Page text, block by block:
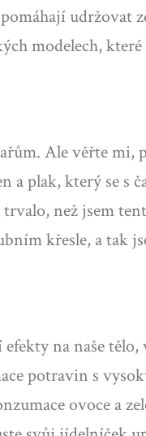
udržovat
modelech,
Ale věřte
plak, který se s
než jsem
křesle, a tak
na naše
potravin s
ovoce a